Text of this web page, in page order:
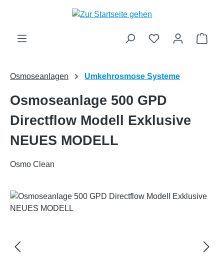
Zum Hauptinhalt springen
Osmoseanlagen Umkehrosmose Systeme
Osmoseanlage 500 GPD
Directflow Modell Exklusive
NEUES MODELL
Osmo Clean
Bildergalerie überspringen